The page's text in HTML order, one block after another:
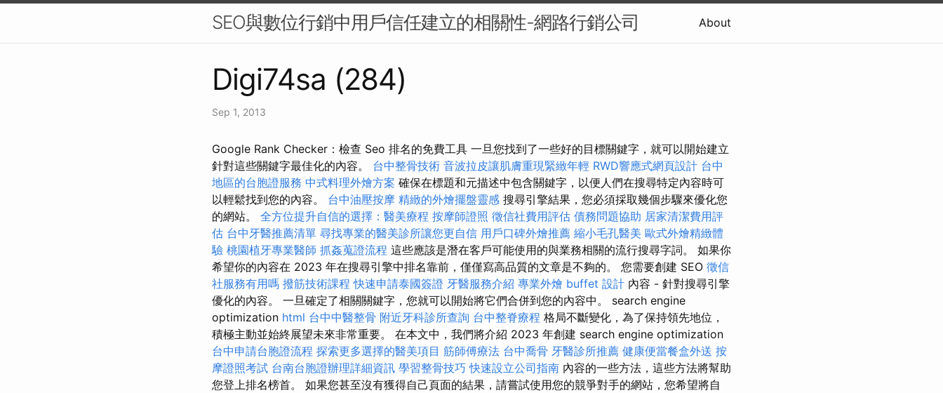
SEO與數位行銷中用戶信任建立的相關性-網路行銷公司 About
Digi74sa (284)
Sep 1, 2013
Google Rank Checker：檢查 Seo 排名的免費工具 一旦您找到了一些好的目標關鍵字，就可以開始建立
針對這些關鍵字最佳化的內容。 台中整骨技術 音波拉皮讓肌膚重現緊緻年輕 RWD響應式網頁設計 台中
地區的台胞證服務 中式料理外燴方案 確保在標題和元描述中包含關鍵字，以便人們在搜尋特定內容時可
以輕鬆找到您的內容。 台中油壓按摩 精緻的外燴擺盤靈感 搜尋引擎結果，您必須採取幾個步驟來優化您
的網站。 全方位提升自信的選擇：醫美療程 按摩師證照 徵信社費用評估 債務問題協助 居家清潔費用評
估 台中牙醫推薦清單 尋找專業的醫美診所讓您更自信 用戶口碑外燴推薦 縮小毛孔醫美 歐式外燴精緻體
驗 桃園植牙專業醫師 抓姦蒐證流程 這些應該是潛在客戶可能使用的與業務相關的流行搜尋字詞。 如果你
希望你的內容在 2023 年在搜尋引擎中排名靠前，僅僅寫高品質的文章是不夠的。 您需要創建 SEO 徵信
社服務有用嗎 撥筋技術課程快速申請泰國簽證 牙醫服務介紹 專業外燴 buffet 設計 內容 - 針對搜尋引擎
優化的內容。 一旦確定了相關關鍵字，您就可以開始將它們合併到您的內容中。 search engine
optimization html 台中中醫整骨 附近牙科診所查詢 台中整脊療程 格局不斷變化，為了保持領先地位，
積極主動並始終展望未來非常重要。 在本文中，我們將介紹 2023 年創建 search engine optimization
台中申請台胞證流程 探索更多選擇的醫美項目 筋師傅療法 台中喬骨 牙醫診所推薦 健康便當餐盒外送 按
摩證照考試 台南台胞證辦理詳細資訊 學習整骨技巧快速設立公司指南 內容的一些方法，這些方法將幫助
您登上排名榜首。 如果您甚至沒有獲得自己頁面的結果，請嘗試使用您的競爭對手的網站，您希望將自